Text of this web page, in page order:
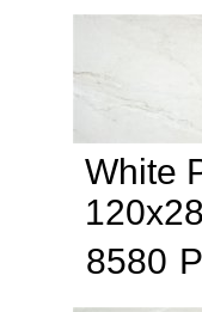
White
8580